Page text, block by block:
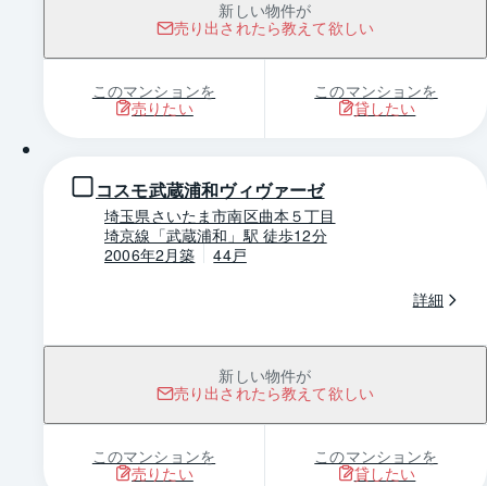
新しい物件が
売り出されたら教えて欲しい
このマンションを
売りたい
このマンションを
貸したい
コスモ武蔵浦和ヴィヴァーゼ
埼玉県さいたま市南区曲本５丁目
埼京線「武蔵浦和」駅 徒歩12分
2006年2月築
44戸
詳細
新しい物件が
売り出されたら教えて欲しい
このマンションを
売りたい
このマンションを
貸したい